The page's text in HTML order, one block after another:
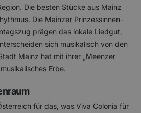
Die besten Stücke aus Mainz
Die Mainzer Prinzessinnen-
prägen das lokale Liedgut,
sich musikalisch von den
Mainz hat mit ihrer „Meenzer
Erbe.
für das, was Viva Colonia für